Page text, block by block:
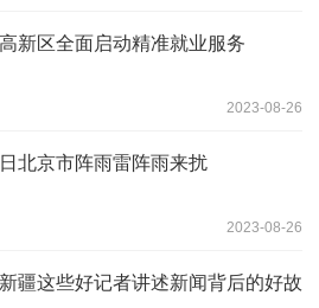
新区全面启动精准就业服务
2023-08-26
北京市阵雨雷阵雨来扰
2023-08-26
疆这些好记者讲述新闻背后的好故